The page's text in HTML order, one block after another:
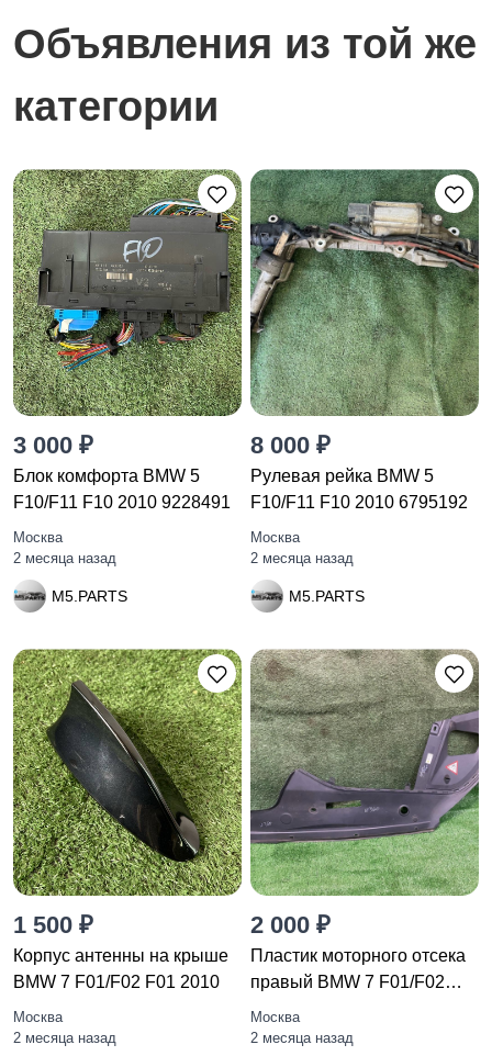
Объявления из той же
категории
3 000 ₽
Блок комфорта BMW 5
F10/F11 F10 2010 9228491
Москва
2 месяца назад
M5.PARTS
8 000 ₽
Рулевая рейка BMW 5
F10/F11 F10 2010 6795192
Москва
2 месяца назад
M5.PARTS
1 500 ₽
Корпус антенны на крыше
BMW 7 F01/F02 F01 2010
Москва
2 месяца назад
2 000 ₽
Пластик моторного отсека
правый BMW 7 F01/F02
F01
Москва
2 месяца назад